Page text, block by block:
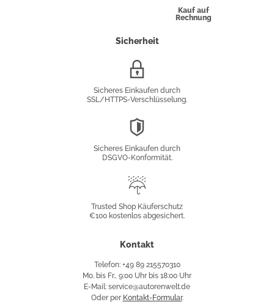
Kauf auf
Rechnung
Sicherheit
Sicheres Einkaufen durch
SSL/HTTPS-Verschlüsselung.
Sicheres Einkaufen durch
DSGVO-Konformität.
Käuferschutz
Trusted Shop Käuferschutz
€100 kostenlos abgesichert.
Kontakt
Telefon: +49 89 215570310
Mo. bis Fr., 9:00 Uhr bis 18:00 Uhr
E-Mail: service@autorenwelt.de
Oder per Kontakt-Formular.